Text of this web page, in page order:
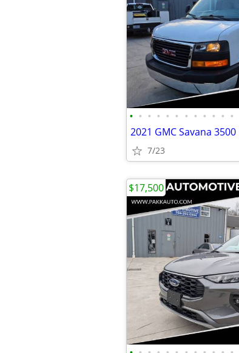
• • • • • • • • • • • •
7/23
$17,500